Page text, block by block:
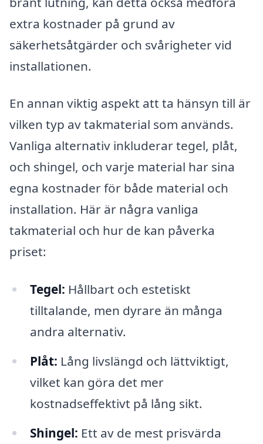
extra kostnader på grund av
säkerhetsåtgärder och svårigheter vid
installationen.
En annan viktig aspekt att ta hänsyn till är
vilken typ av takmaterial som används.
Vanliga alternativ inkluderar tegel, plåt,
och shingel, och varje material har sina
egna kostnader för både material och
installation. Här är några vanliga
takmaterial och hur de kan påverka
priset:
Tegel: Hållbart och estetiskt
tilltalande, men dyrare än många
andra alternativ.
Plåt: Lång livslängd och lättviktigt,
vilket kan göra det mer
kostnadseffektivt på lång sikt.
Shingel: Ett av de mest prisvärda